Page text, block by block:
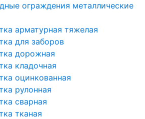
ограждения металлические
арматурная тяжелая
для заборов
дорожная
кладочная
оцинкованная
рулонная
сварная
тканая